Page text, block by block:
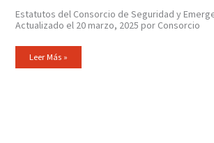
Estatutos del Consorcio de Seguridad y
Actualizado el 20 marzo, 2025 por Consorcio
Leer Más »